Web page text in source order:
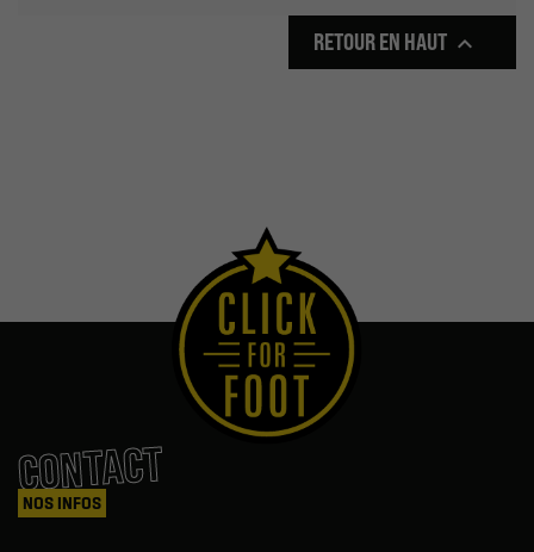
RETOUR EN HAUT 
CONTACT
NOS INFOS